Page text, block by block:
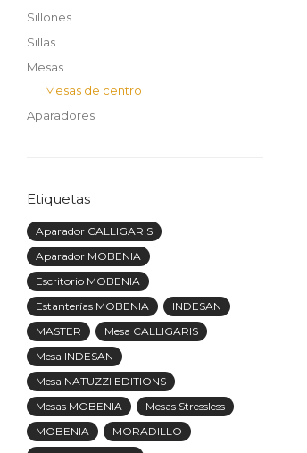
Sillones
Sillas
Mesas
Mesas de centro
Aparadores
Etiquetas
Aparador CALLIGARIS
Aparador MOBENIA
Escritorio MOBENIA
Estanterías MOBENIA
INDESAN
MASTER
Mesa CALLIGARIS
Mesa INDESAN
Mesa NATUZZI EDITIONS
Mesas MOBENIA
Mesas Stressless
MOBENIA
MORADILLO